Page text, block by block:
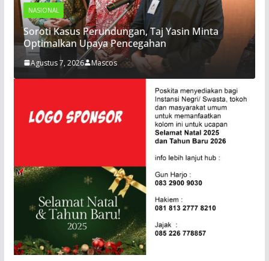
NASIONAL
Soroti Kasus Perundungan, Taj Yasin Minta
Optimalkan Upaya Pencegahan
Agustus 7, 2026 Mascos